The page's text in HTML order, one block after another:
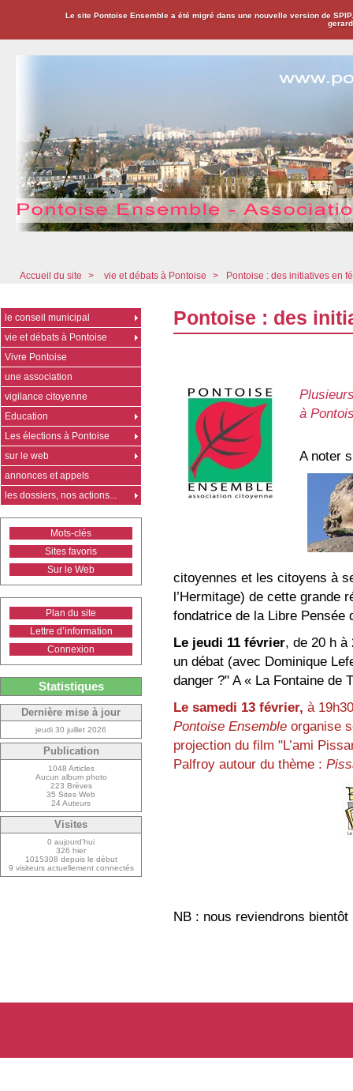
Le site Pontoise Ensemble a été migré dans une nouvelle version de
Accueil du site > vie et débats à Pontoise > Pontoise : des initiatives en
Pontoise : des
à
A noter
citoyennes et les citoyens à
l’Hermitage) de cette grande
fondatrice de la Libre Pensée
Le jeudi 11 février, de 20 h à
un débat (avec Dominique
danger ?" A « La Fontaine de
Le samedi 13 février, à
Pontoise Ensemble organise
projection du film "L’ami
Palfroy autour du thème :
NB : nous reviendrons
le conseil municipal
vie et débats à Pontoise
Vivre Pontoise
une association
vigilance citoyenne
Education
Les élections à Pontoise
sur le web
annonces et appels
les dossiers, nos actions...
Mots-clés
Sites favoris
Sur le Web
Plan du site
Lettre d’information
Connexion
Statistiques
Dernière mise à jour
jeudi 30 juillet 2026
Publication
1048 Articles
Aucun album photo
223 Brèves
35 Sites Web
24 Auteurs
Visites
0 aujourd’hui
326 hier
1015308 depuis le début
9 visiteurs actuellement connectés